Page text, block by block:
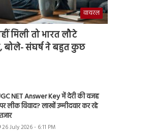
वायरल
मिली तो भारत लौटे
बोले- संघर्ष ने बहुत कुछ
NET Answer Key में देरी की वजह
लीक विवाद? लाखों उम्मीदवार कर रहे
26 July 2026 - 6:11 PM